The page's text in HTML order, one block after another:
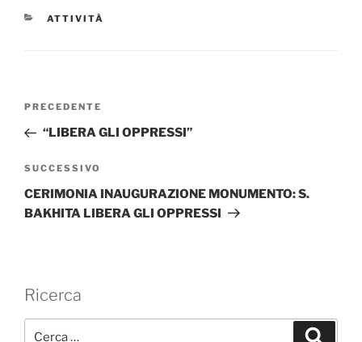
CATEGORIE
ATTIVITÀ
Navigazione
Articolo
precedente:
PRECEDENTE
“LIBERA GLI OPPRESSI”
Articolo
successivo
SUCCESSIVO
CERIMONIA INAUGURAZIONE MONUMENTO: S.
BAKHITA LIBERA GLI OPPRESSI
Ricerca